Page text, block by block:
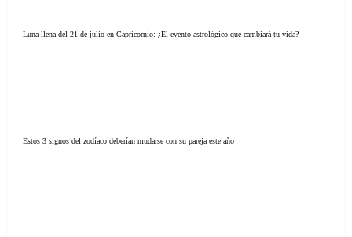
Luna llena del 21 de julio en Capricornio: ¿El evento astrológico que cambiará tu vida?
Estos 3 signos del zodíaco deberían mudarse con su pareja este año